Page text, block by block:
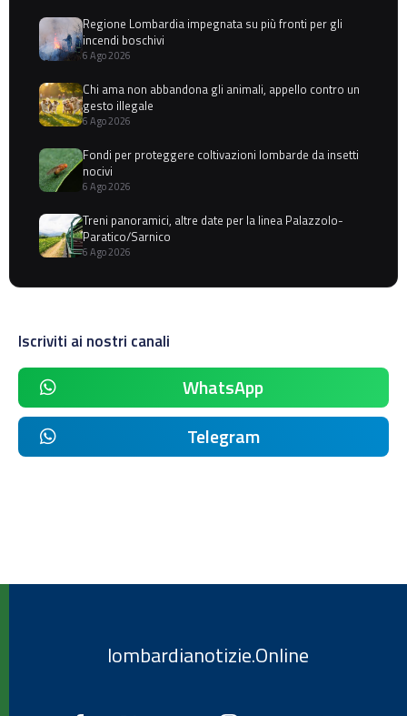
Regione Lombardia impegnata su più fronti per gli
incendi boschivi
6 Ago 2026
Chi ama non abbandona gli animali, appello contro un
gesto illegale
6 Ago 2026
Fondi per proteggere coltivazioni lombarde da insetti
nocivi
6 Ago 2026
Treni panoramici, altre date per la linea Palazzolo-
Paratico/Sarnico
6 Ago 2026
Iscriviti ai nostri canali
WhatsApp
Telegram
lombardianotizie.Online